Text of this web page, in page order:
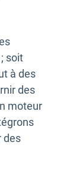
soit
à des
des
moteur
des